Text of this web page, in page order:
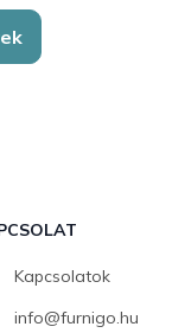
Kapcsolatok
info@furnigo.hu